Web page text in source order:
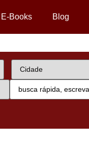
E-Books Blog